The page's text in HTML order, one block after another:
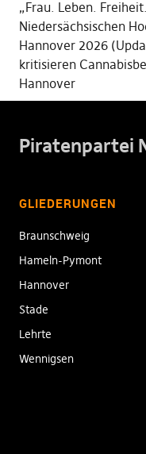
„Frau. Leben.
Niedersächsischen
Hannover 2026
kritisieren
Hannover
Piratenpartei
GLIEDERUNGEN
Braunschweig
Hameln-Pymont
Hannover
Stade
Lehrte
Wennigsen